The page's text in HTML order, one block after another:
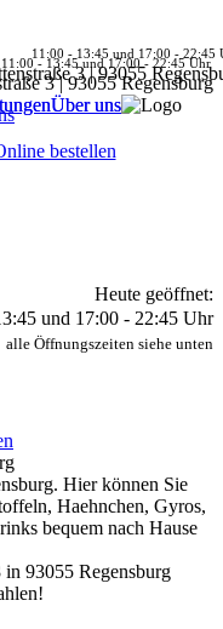
11:00 - 13:45 und 17:00 - 22:45
3 | 93055
11:00 - 13:45 und 17:00 - 22:45 Uhr
3 | 93055 Regensburg
Über uns
Über uns
bestellen
Heute geöffnet:
und 17:00 - 22:45 Uhr
alle Öffnungszeiten siehe unten
Hier können Sie
Haehnchen, Gyros,
bequem nach Hause
in 93055 Regensburg